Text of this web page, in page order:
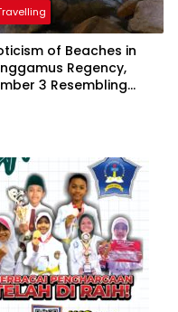
of Beaches in
Regency,
3 Resembling